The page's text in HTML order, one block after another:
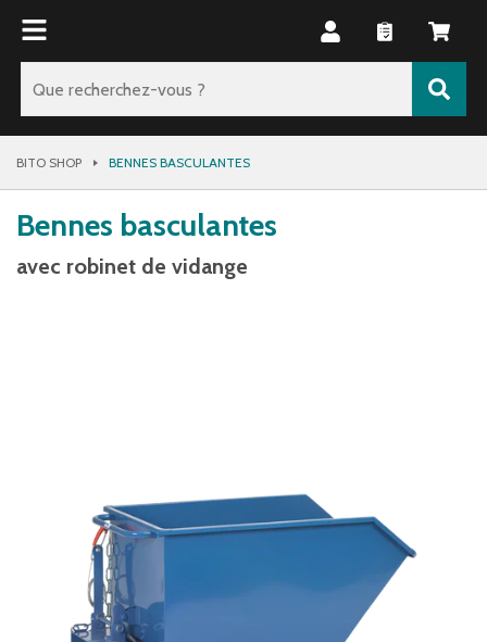
BITO SHOP BENNES BASCULANTES
Bennes basculantes
avec robinet de vidange